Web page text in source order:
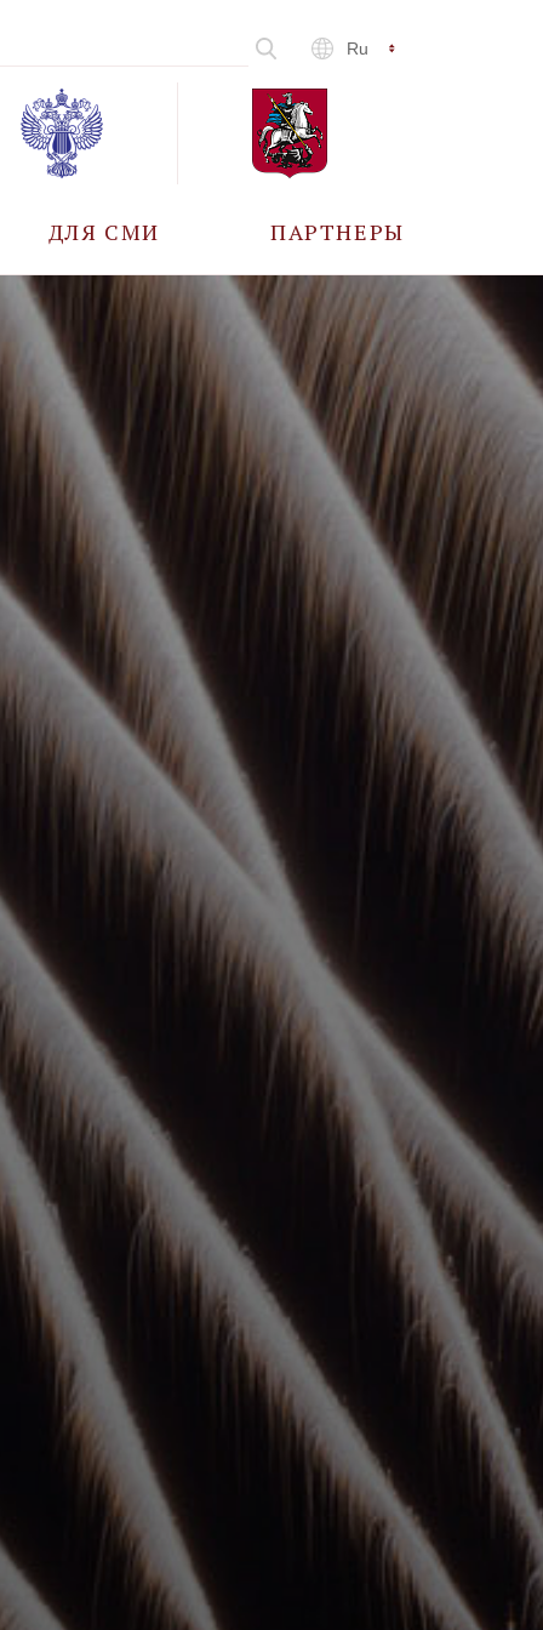
Ru
ДЛЯ СМИ
АККРЕДИТАЦИЯ
ПАРТНЕРЫ